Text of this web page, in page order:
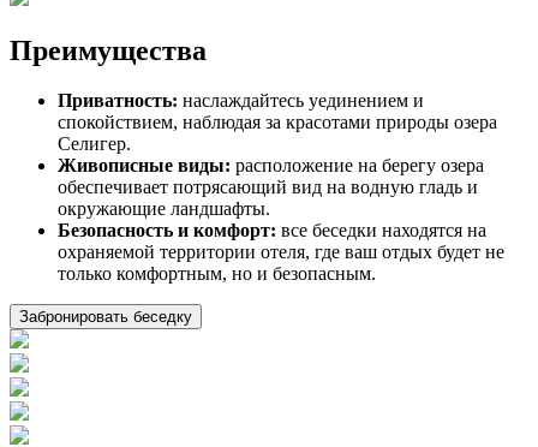
Номера
Программа
Акции
Преимущества
Приватность: наслаждайтесь уединением и
спокойствием, наблюдая за красотами природы озера
Селигер.
Живописные виды: расположение на берегу озера
обеспечивает потрясающий вид на водную гладь и
окружающие ландшафты.
Безопасность и комфорт: все беседки находятся на
охраняемой территории отеля, где ваш отдых будет не
только комфортным, но и безопасным.
Забронировать беседку